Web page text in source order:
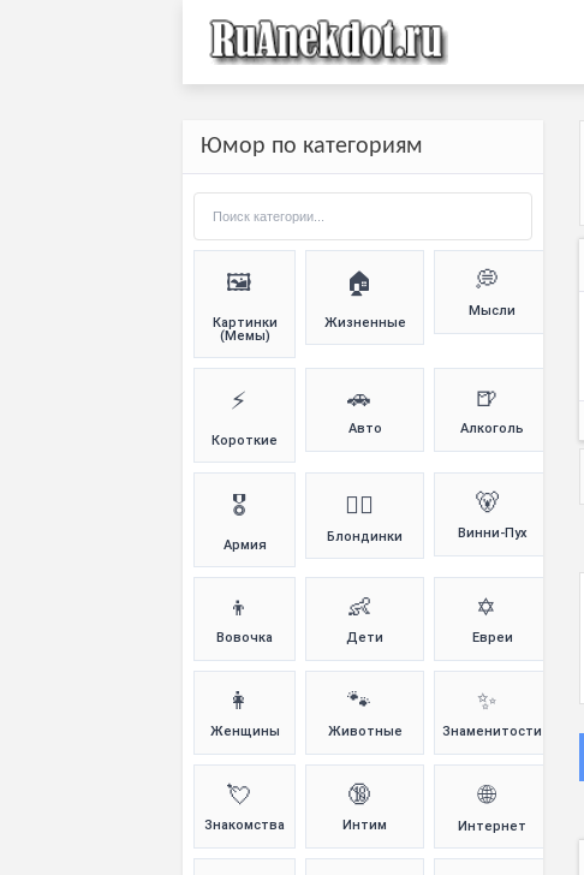
Юмор по категориям
🖼️
Картинки
(Мемы)
🏠
Жизненные
💭
Мысли
⚡
Короткие
🚗
Авто
🍺
Алкоголь
🎖️
Армия
👱‍♀️
Блондинки
🐻
Винни-Пух
👦
Вовочка
👶
Дети
✡️
Евреи
👩
Женщины
🐾
Животные
✨
Знаменитости
💘
Знакомства
🔞
Интим
🌐
Интернет